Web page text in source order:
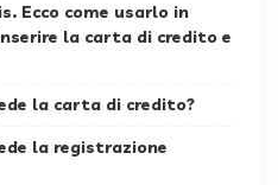
Ecco come usarlo in
la carta di credito e
la carta di credito?
la registrazione